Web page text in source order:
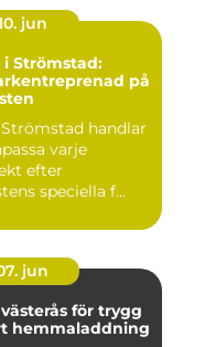
jun
i Strömstad:
på
handlar
varje
efter
speciella f...
jun
för trygg
hemmaladdning